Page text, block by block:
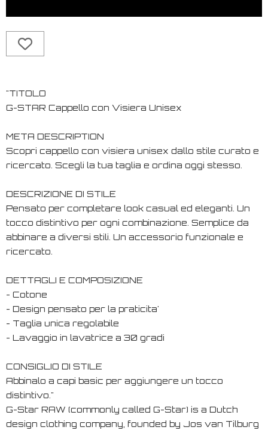
"TITOLO
G-STAR Cappello con Visiera Unisex
META DESCRIPTION
Scopri cappello con visiera unisex dallo stile curato e
ricercato. Scegli la tua taglia e ordina oggi stesso.
DESCRIZIONE DI STILE
Pensato per completare look casual ed eleganti. Un
tocco distintivo per ogni combinazione. Semplice da
abbinare a diversi stili. Un accessorio funzionale e
ricercato.
DETTAGLI E COMPOSIZIONE
- Cotone
- Design pensato per la praticita'
- Taglia unica regolabile
- Lavaggio in lavatrice a 30 gradi
CONSIGLIO DI STILE
Abbinalo a capi basic per aggiungere un tocco
distintivo."
G-Star RAW (commonly called G-Star) is a Dutch
design clothing company, founded by Jos van Tilburg